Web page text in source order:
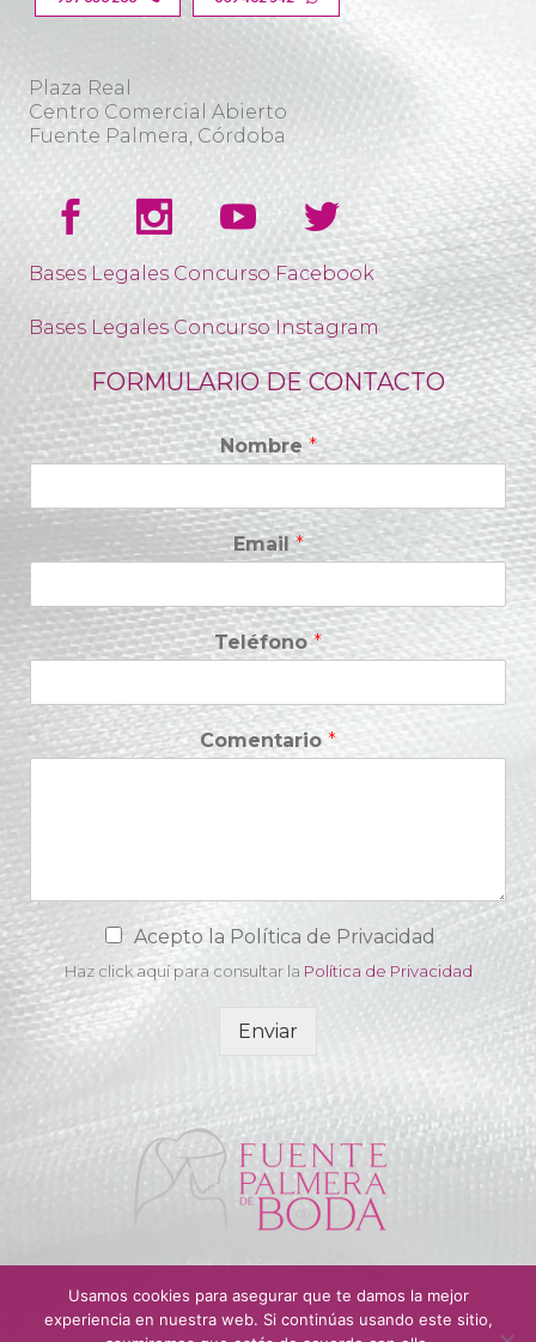
Plaza Real
Centro Comercial Abierto
Fuente Palmera, Córdoba
Bases Legales Concurso Facebook
Bases Legales Concurso Instagram
FORMULARIO DE CONTACTO
Nombre*
Email*
Teléfono*
Comentario *
C
a
m
p
o
a
c
i
Acepto la Política de Privacidad
Haz click aquí para consultar la Política de Privacidad
Enviar
Usamos cookies para asegurar que te damos la mejor
experiencia en nuestra web. Si continúas usando este sitio,